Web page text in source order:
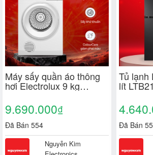
Máy sấy quần áo thông
hơi Electrolux 9 kg
9.690.000₫
Đã Bán 554
Nguyễn Kim
Tủ lạnh
lít
Đã Bán 55